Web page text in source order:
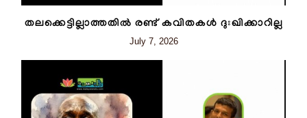
തലക്കെട്ടില്ലാത്തതിൽ രണ്ട് കവിതകൾ ദുഃഖിക്കാറില്ല
July 7, 2026